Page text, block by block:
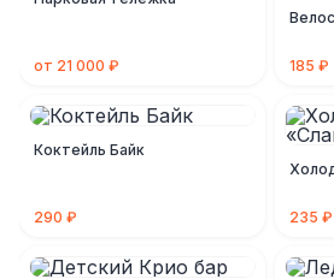
от 21 000 ₽ 185 ₽
Коктейль Байк
290 ₽ 235 ₽